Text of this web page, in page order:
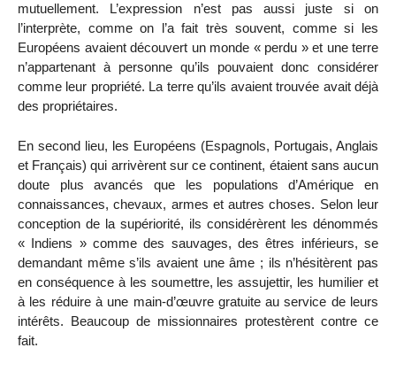
mutuellement. L’expression n’est pas aussi juste si on
l’interprète, comme on l’a fait très souvent, comme si les
Européens avaient découvert un monde « perdu » et une terre
n’appartenant à personne qu’ils pouvaient donc considérer
comme leur propriété. La terre qu’ils avaient trouvée avait déjà
des propriétaires.
En second lieu, les Européens (Espagnols, Portugais, Anglais
et Français) qui arrivèrent sur ce continent, étaient sans aucun
doute plus avancés que les populations d’Amérique en
connaissances, chevaux, armes et autres choses. Selon leur
conception de la supériorité, ils considérèrent les dénommés
« Indiens » comme des sauvages, des êtres inférieurs, se
demandant même s’ils avaient une âme ; ils n’hésitèrent pas
en conséquence à les soumettre, les assujettir, les humilier et
à les réduire à une main-d’œuvre gratuite au service de leurs
intérêts. Beaucoup de missionnaires protestèrent contre ce
fait.